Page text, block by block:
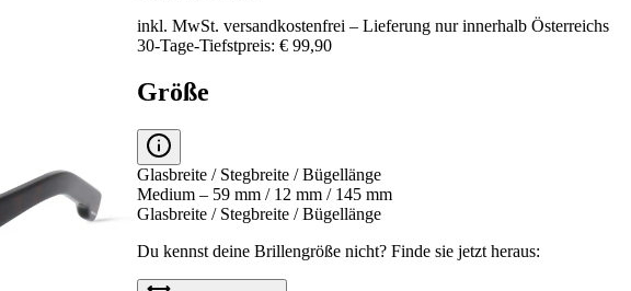
inkl. MwSt.versandkostenfrei – Lieferung nur innerhalb Österreichs
30-Tage-Tiefstpreis: € 99,90
Größe
Glasbreite / Stegbreite / Bügellänge
Medium – 59 mm / 12 mm / 145 mm
Glasbreite / Stegbreite / Bügellänge
Du kennst deine Brillengröße nicht?Finde sie jetzt heraus: